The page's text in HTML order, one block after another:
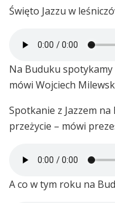
Święto Jazzu w
Na Buduku
mówi Wojciech
Spotkanie z Jazzem
przeżycie – mówi
A co w tym roku na